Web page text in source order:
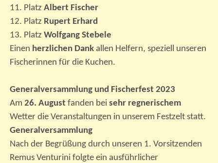
11. Platz Albert Fischer
12. Platz Rupert Erhard
13. Platz Wolfgang Stebele
Einen herzlichen Dank allen Helfern, speziell unseren
Fischerinnen für die Kuchen.
Generalversammlung und Fischerfest 2023
Am 26. August fanden bei sehr regnerischem
Wetter die Veranstaltungen in unserem Festzelt statt.
Generalversammlung
Nach der Begrüßung durch unseren 1. Vorsitzenden
Remus Venturini folgte ein ausführlicher